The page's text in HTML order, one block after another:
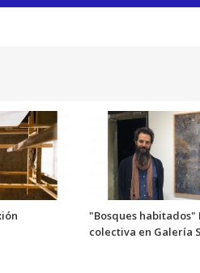
"Bosques habitados"
colectiva en Galería